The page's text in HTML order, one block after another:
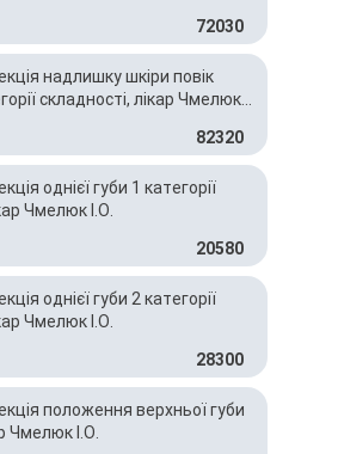
72030
надлишку шкіри повік
складності, лікар Чмелюк
82320
однієї губи 1 категорії
Чмелюк І.О.
20580
однієї губи 2 категорії
Чмелюк І.О.
28300
положення верхньої губи
Чмелюк І.О.